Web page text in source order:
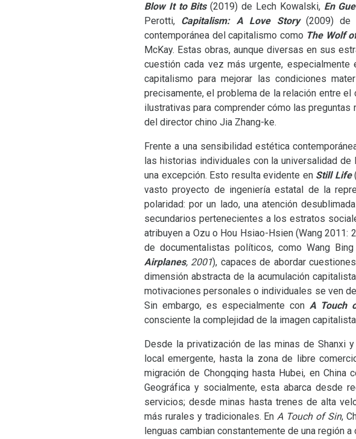
Blow It to Bits(2019) de Lech Kowalski, En
Perotti, Capitalism: A Love Story(2009) de
contemporánea del capitalismo como The Wolf
McKay. Estas obras, aunque diversas en sus
cuestión cada vez más urgente,
capitalismo para mejorar las condiciones
precisamente, el problema de la relación entre
ilustrativas para comprender cómo las
del director chino Jia Zhang-ke.
Frente a una sensibilidad estética
las historias individuales con la universalidad
una excepción. Esto resulta evidente en Still Life
vasto proyecto de ingeniería estatal de la
polaridad: por un lado, una atención
secundarios pertenecientes a los estratos
atribuyen a Ozu o Hou Hsiao-Hsien (Wang
de documentalistas políticos, como Wang
Airplanes, 2001), capaces de abordar
dimensión abstracta de la acumulación
motivaciones personales o individuales se ven
Sin embargo, es especialmente con A Touch
consciente la complejidad de la imagen
Desde la privatización de las minas de Shanxi
local emergente, hasta la zona de libre
migración de Chongqing hasta Hubei, en
Geográfica y socialmente, esta abarca desde
servicios; desde minas hasta trenes de alta
más rurales y tradicionales. EnA Touch of Sin,
lenguas cambian constantemente de una región